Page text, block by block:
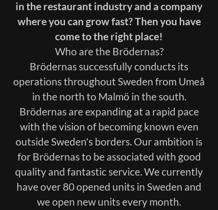
in the restaurant industry and a company
where you can grow fast? Then you have
come to the right place!
Who are the Brödernas?
Brödernas successfully conducts its
operations throughout Sweden from Umeå
in the north to Malmö in the south.
Brödernas are expanding at a rapid pace
with the vision of becoming known even
outside Sweden's borders. Our ambition is
for Brödernas to be associated with good
quality and fantastic service. We currently
have over 80 opened units in Sweden and
we open new units every month.